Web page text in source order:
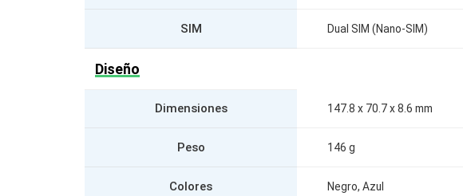
SIM Dual SIM (Nano-SIM)
Diseño
Dimensiones 147.8 x 70.7 x 8.6 mm
Peso 146 g
Colores Negro, Azul